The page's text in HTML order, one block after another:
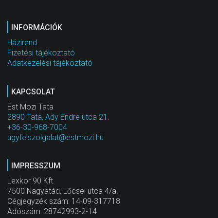
INFORMÁCIÓK
Házirend
Fizetési tájékoztató
Adatkezelési tájékoztató
KAPCSOLAT
Est Mozi Tata
2890 Tata, Ady Endre utca 21.
+36-30-968-7004
ugyfelszolgalat@estmozi.hu
IMPRESSZUM
Lexkor 90 Kft.
7500 Nagyatád, Lőcsei utca 4/a.
Cégjegyzék szám: 14-09-317718
Adószám: 28742993-2-14